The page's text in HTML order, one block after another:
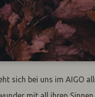
sich bei uns im AIGO